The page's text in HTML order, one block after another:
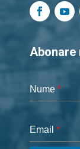
Abonare
Nume *
Email *